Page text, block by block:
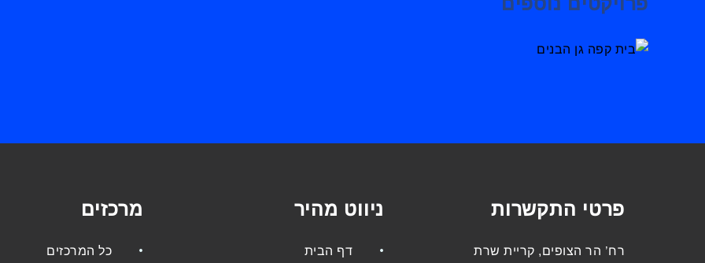
בית קפה גן הבנים
פרטי התקשרות
רח’ הר הצופים, קריית שרת
ניווט מהיר
דף הבית
מרכזים
כל המרכזים